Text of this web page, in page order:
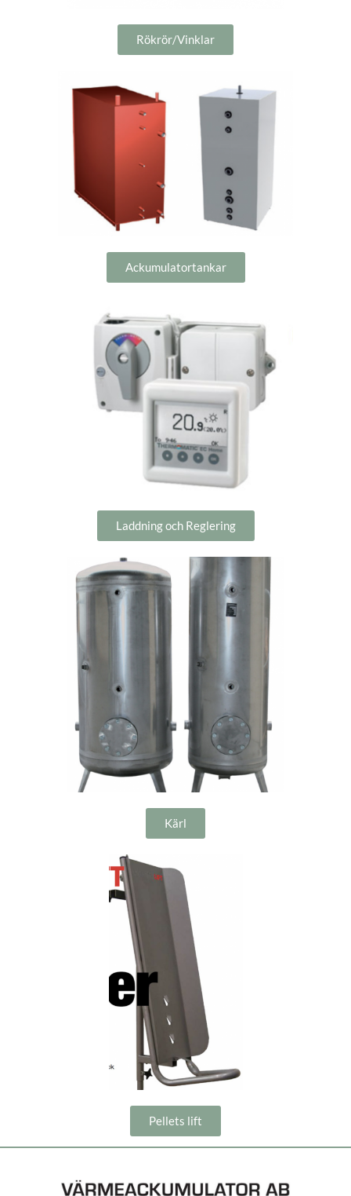
Rökrör/Vinklar
Ackumulatortankar
Laddning och Reglering
Kärl
Pellets lift